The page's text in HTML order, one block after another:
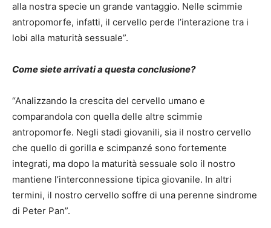
alla nostra specie un grande vantaggio. Nelle scimmie
antropomorfe, infatti, il cervello perde l’interazione tra i
lobi alla maturità sessuale”.
Come siete arrivati a questa conclusione?
“Analizzando la crescita del cervello umano e
comparandola con quella delle altre scimmie
antropomorfe. Negli stadi giovanili, sia il nostro cervello
che quello di gorilla e scimpanzé sono fortemente
integrati, ma dopo la maturità sessuale solo il nostro
mantiene l’interconnessione tipica giovanile. In altri
termini, il nostro cervello soffre di una perenne sindrome
di Peter Pan”.